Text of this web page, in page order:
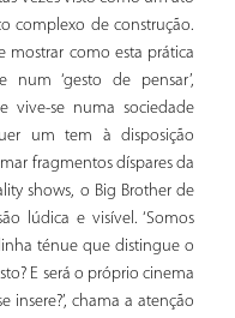
complexo de construção.
mostrar como esta prática
‘gesto de pensar’,
vive-se numa sociedade
um tem à disposição
fragmentos díspares da
shows, o Big Brother de
lúdica e visível. ‘Somos
linha ténue que distingue o
E será o próprio cinema
insere?’, chama a atenção